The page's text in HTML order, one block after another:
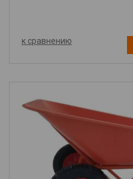
к сравнению